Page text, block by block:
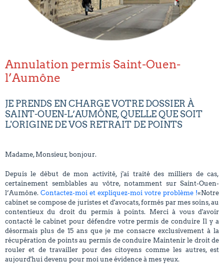
Annulation permis Saint-Ouen-
l’Aumône
JE PRENDS EN CHARGE VOTRE DOSSIER À
SAINT-OUEN-L’AUMÔNE, QUELLE QUE SOIT
L'ORIGINE DE VOS RETRAIT DE POINTS
Madame, Monsieur, bonjour.
Depuis le début de mon activité, j'ai traité des milliers de cas,
certainement semblables au vôtre, notamment sur Saint-Ouen-
l’Aumône. Contactez-moi et expliquez-moi votre problème !«Notre
cabinet se compose de juristes et d'avocats, formés par mes soins, au
contentieux du droit du permis à points. Merci à vous d'avoir
contacté le cabinet pour défendre votre permis de conduire Il y a
désormais plus de 15 ans que je me consacre exclusivement à la
récupération de points au permis de conduire Maintenir le droit de
rouler et de travailler pour des citoyens comme les autres, est
aujourd'hui devenu pour moi une évidence à mes yeux.